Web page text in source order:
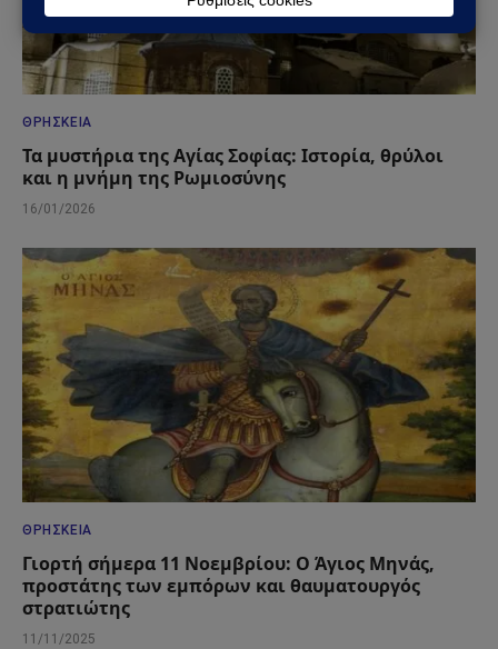
ΘΡΗΣΚΕΊΑ
Τα μυστήρια της Αγίας Σοφίας: Ιστορία, θρύλοι
και η μνήμη της Ρωμιοσύνης
16/01/2026
ΘΡΗΣΚΕΊΑ
Γιορτή σήμερα 11 Νοεμβρίου: Ο Άγιος Μηνάς,
προστάτης των εμπόρων και θαυματουργός
στρατιώτης
11/11/2025